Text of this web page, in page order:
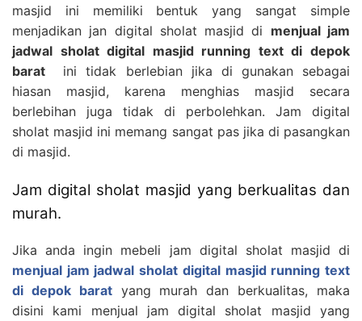
masjid ini memiliki bentuk yang sangat simple
menjadikan jan digital sholat masjid di menjual jam
jadwal sholat digital masjid running text di depok
barat ini tidak berlebian jika di gunakan sebagai
hiasan masjid, karena menghias masjid secara
berlebihan juga tidak di perbolehkan. Jam digital
sholat masjid ini memang sangat pas jika di pasangkan
di masjid.
Jam digital sholat masjid yang berkualitas dan
murah.
Jika anda ingin mebeli jam digital sholat masjid di
menjual jam jadwal sholat digital masjid running text
di depok barat yang murah dan berkualitas, maka
disini kami menjual jam digital sholat masjid yang